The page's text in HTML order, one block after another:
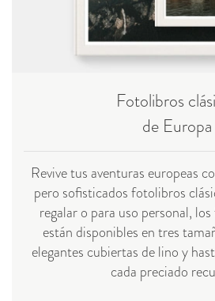
Fotolibros
de Europa
Revive tus aventuras europeas
pero sofisticados fotolibros
regalar o para uso personal,
están disponibles en tres
elegantes cubiertas de lino y
cada preciado